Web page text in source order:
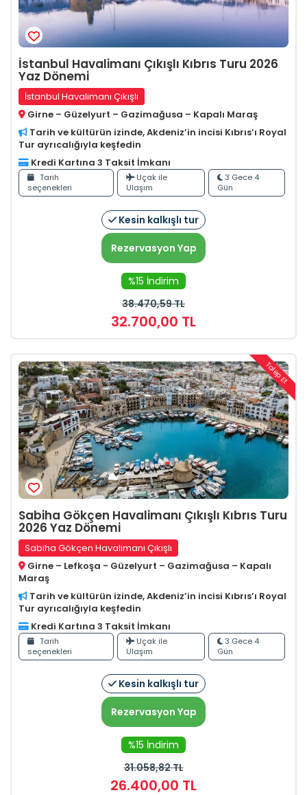
İstanbul Havalimanı Çıkışlı Kıbrıs Turu 2026
Yaz Dönemi
İstanbul Havalimanı Çıkışlı
Girne – Güzelyurt – Gazimağusa – Kapalı Maraş
Tarih ve kültürün izinde, Akdeniz’in incisi Kıbrıs’ı Royal
Tur ayrıcalığıyla keşfedin
Kredi Kartına 3 Taksit İmkanı
Tarih
seçenekleri
Uçak ile
Ulaşım
3 Gece 4
Gün
Kesin kalkışlı tur
Rezervasyon Yap
%15 İndirim
38.470,59TL
32.700,00 TL
Talep Et
Sabiha Gökçen Havalimanı Çıkışlı Kıbrıs Turu
2026 Yaz Dönemi
Sabiha Gökçen Havalimanı Çıkışlı
Girne – Lefkoşa - Güzelyurt – Gazimağusa – Kapalı
Maraş
Tarih ve kültürün izinde, Akdeniz’in incisi Kıbrıs’ı Royal
Tur ayrıcalığıyla keşfedin
Kredi Kartına 3 Taksit İmkanı
Tarih
seçenekleri
Uçak ile
Ulaşım
3 Gece 4
Gün
Kesin kalkışlı tur
Rezervasyon Yap
%15 İndirim
31.058,82TL
26.400,00 TL